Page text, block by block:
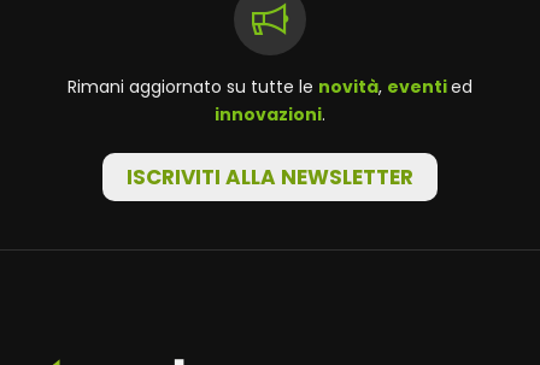
Rimani aggiornato su tutte le novità, eventied
innovazioni.
ISCRIVITI ALLA NEWSLETTER